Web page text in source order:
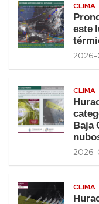
CLIMA
este
CLIMA
Baja
2026-
CLIMA